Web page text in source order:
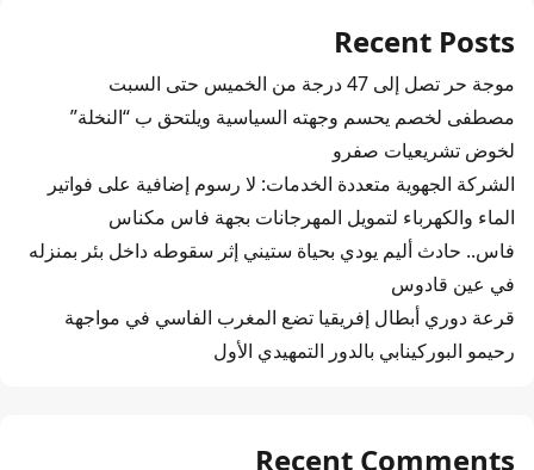
Recent Posts
موجة حر تصل إلى 47 درجة من الخميس حتى السبت
مصطفى لخصم يحسم وجهته السياسية ويلتحق ب “النخلة”
لخوض تشريعيات صفرو
الشركة الجهوية متعددة الخدمات: لا رسوم إضافية على فواتير
الماء والكهرباء لتمويل المهرجانات بجهة فاس مكناس
فاس.. حادث أليم يودي بحياة ستيني إثر سقوطه داخل بئر بمنزله
في عين قادوس
قرعة دوري أبطال إفريقيا تضع المغرب الفاسي في مواجهة
رحيمو البوركينابي بالدور التمهيدي الأول
Recent Comments